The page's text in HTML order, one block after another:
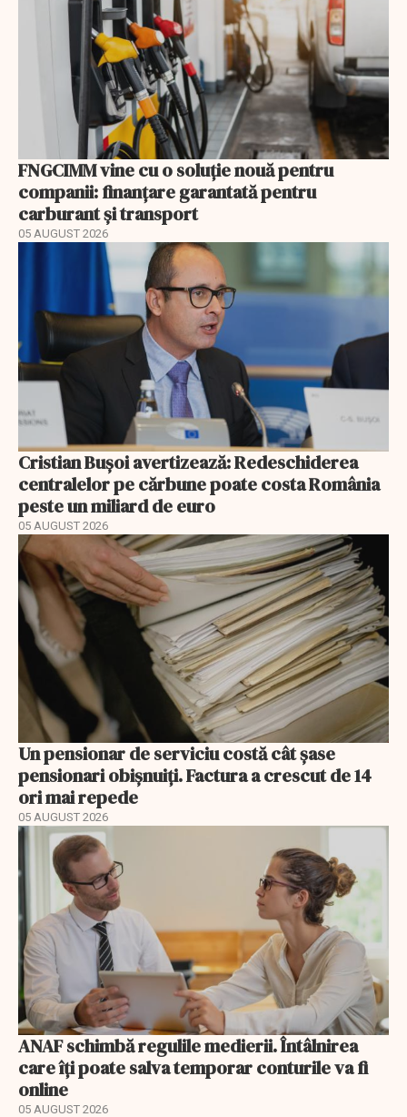
FNGCIMM vine cu o soluție nouă pentru
companii: finanțare garantată pentru
carburant și transport
05 AUGUST 2026
Cristian Bușoi avertizează: Redeschiderea
centralelor pe cărbune poate costa România
peste un miliard de euro
05 AUGUST 2026
Un pensionar de serviciu costă cât șase
pensionari obișnuiți. Factura a crescut de 14
ori mai repede
05 AUGUST 2026
ANAF schimbă regulile medierii. Întâlnirea
care îți poate salva temporar conturile va fi
online
05 AUGUST 2026